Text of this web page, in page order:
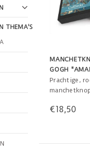
THEMA'S
GOGH
Prachtige,
design. De
€18,50